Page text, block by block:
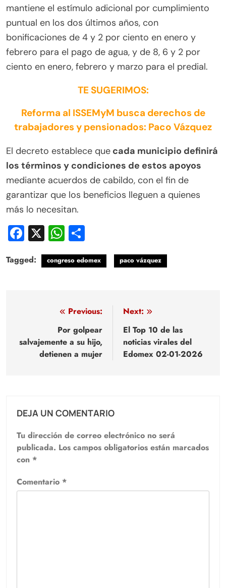
mantiene el estímulo adicional por cumplimiento
puntual en los dos últimos años, con
bonificaciones de 4 y 2 por ciento en enero y
febrero para el pago de agua, y de 8, 6 y 2 por
ciento en enero, febrero y marzo para el predial.
TE SUGERIMOS:
Reforma al ISSEMyM busca derechos de
trabajadores y pensionados: Paco Vázquez
El decreto establece que cada municipio definirá
los términos y condiciones de estos apoyos
mediante acuerdos de cabildo, con el fin de
garantizar que los beneficios lleguen a quienes
más lo necesitan.
Facebook
X WhatsApp
Tagged: congreso edomex paco vázquez
Navegación
entradas
Previous:
Por golpear
salvajemente a su hijo,
detienen a mujer
Next:
El Top 10 de las
noticias virales del
Edomex 02-01-2026
DEJA UN COMENTARIO
Tu dirección de correo electrónico no será
publicada. Los campos obligatorios están marcados
con *
Comentario *